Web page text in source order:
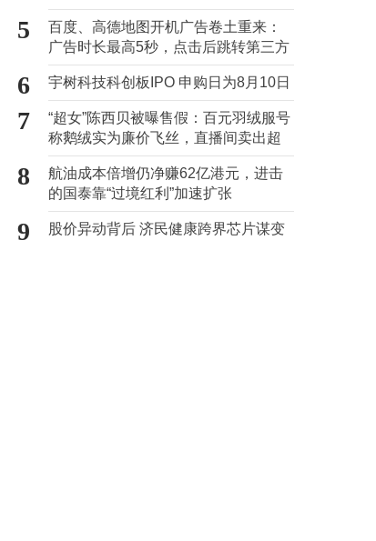
族”浮出水面？
5
百度、高德地图开机广告卷土重来：
广告时长最高5秒，点击后跳转第三方
6 宇树科技科创板IPO 申购日为8月10日
7
“超女”陈西贝被曝售假：百元羽绒服号
称鹅绒实为廉价飞丝，直播间卖出超
百万元
8
航油成本倍增仍净赚62亿港元，进击
的国泰靠“过境红利”加速扩张
9 股价异动背后 济民健康跨界芯片谋变